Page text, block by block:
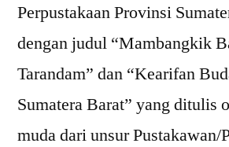
Perpustakaan Provinsi
dengan judul “Mambangkik
Tarandam” dan “Kearifan
Sumatera Barat” yang ditulis
muda dari unsur Pustakawan/